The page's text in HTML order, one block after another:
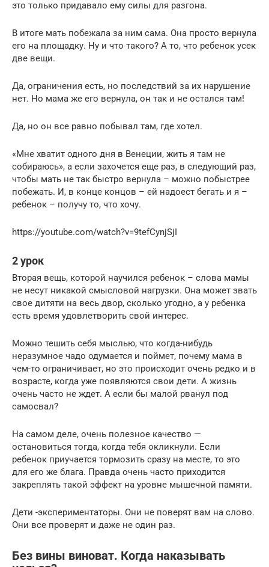
это только придавало ему силы для разгона.
В итоге мать побежала за ним сама. Она просто вернула
его на площадку. Ну и что такого? А то, что ребенок усек
две вещи.
Да, ограничения есть, но последствий за их нарушение
нет. Но мама же его вернула, он так и не остался там!
Да, но он все равно побывал там, где хотел.
«Мне хватит одного дня в Венеции, жить я там не
собираюсь», а если захочется еще раз, в следующий раз,
чтобы мать не так быстро вернула – можно побыстрее
побежать. И, в конце концов – ей надоест бегать и я –
ребенок – получу то, что хочу.
https://youtube.com/watch?v=9tefCynjSjI
2 урок
Вторая вещь, которой научился ребенок – слова мамы
не несут никакой смысловой нагрузки. Она может звать
свое дитяти на весь двор, сколько угодно, а у ребенка
есть время удовлетворить свой интерес.
Можно тешить себя мыслью, что когда-нибудь
неразумное чадо одумается и поймет, почему мама в
чем-то ограничивает, но это происходит очень редко и в
возрасте, когда уже появляются свои дети. А жизнь
очень часто не ждет. А если бы малой рванул под
самосвал?
На самом деле, очень полезное качество —
остановиться тогда, когда тебя окликнули. Если
ребенок приучается тормозить сразу на месте, то это
для его же блага. Правда очень часто приходится
закреплять такой эффект на уровне мышечной памяти.
Дети -экспериментаторы. Они не поверят вам на слово.
Они все проверят и даже не один раз.
Без вины виноват. Когда наказывать